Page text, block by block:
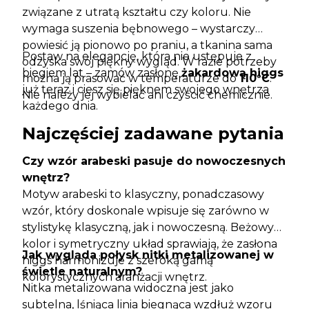
związane z utratą kształtu czy koloru. Nie
wymaga suszenia bębnowego – wystarczy
powiesić ją pionowo po praniu, a tkanina sama
odzyska swój piękny wygląd. W razie potrzeby
można ją prasować w temperaturze do110°C.
Nie należy jej wybielać ani czyścić chemicznie.
Postaw na elegancję, która nie ustępuje z
biegiem lat – zamów zasłonę żakardową higgs
już teraz i ciesz się pięknem swojego wnętrza
każdego dnia.
Najczęściej zadawane pytania
Czy wzór arabeski pasuje do nowoczesnych
wnętrz?
Motyw arabeski to klasyczny, ponadczasowy
wzór, który doskonale wpisuje się zarówno w
stylistykę klasyczną, jak i nowoczesną. Beżowy
kolor i symetryczny układ sprawiają, że zasłona
higgs harmonizuje z szeroką gamą
kolorystycznych aranżacji wnętrz.
Jak wygląda połysk nitki metalizowanej w
świetle naturalnym?
Nitka metalizowana widoczna jest jako
subtelna, lśniąca linia biegnąca wzdłuż wzoru